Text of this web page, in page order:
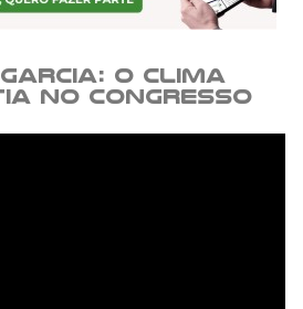
O clima
no Congresso